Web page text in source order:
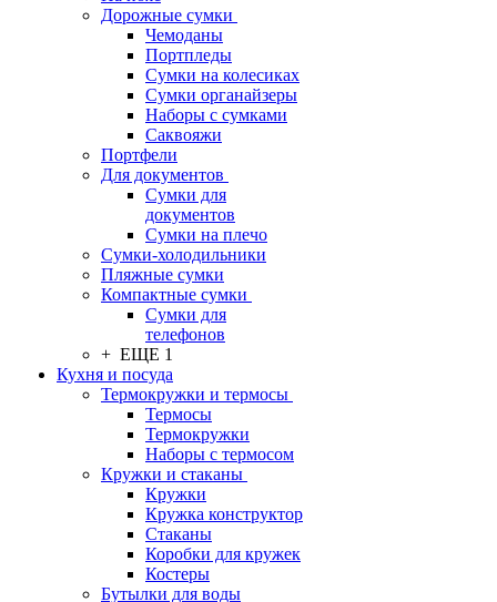
Дорожные сумки
Чемоданы
Портпледы
Сумки на колесиках
Сумки органайзеры
Наборы с сумками
Саквояжи
Портфели
Для документов
Сумки для
документов
Сумки на плечо
Сумки-холодильники
Пляжные сумки
Компактные сумки
Сумки для
телефонов
+ ЕЩЕ 1
Кухня и посуда
Термокружки и термосы
Термосы
Термокружки
Наборы с термосом
Кружки и стаканы
Кружки
Кружка конструктор
Стаканы
Коробки для кружек
Костеры
Бутылки для воды